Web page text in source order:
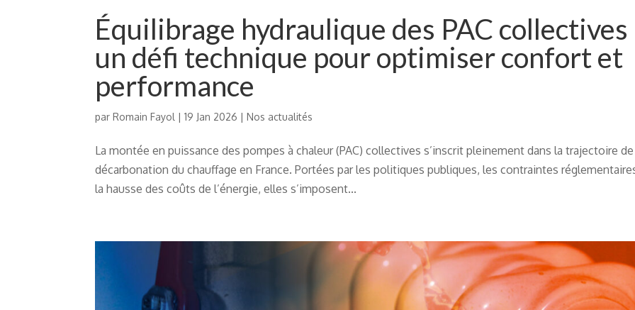
Équilibrage hydraulique des PAC collectives
un défi technique pour optimiser confort et
performance
parRomain Fayol |19 Jan 2026 |Nos actualités
La montée en puissance des pompes à chaleur (PAC) collectives s’inscrit pleinement dans la trajectoire de
décarbonation du chauffage en France. Portées par les politiques publiques, les contraintes
la hausse des coûts de l’énergie, elles s’imposent...